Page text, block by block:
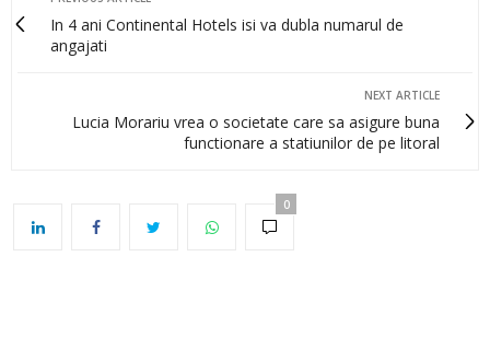
In 4 ani Continental Hotels isi va dubla numarul de
angajati
NEXT ARTICLE
Lucia Morariu vrea o societate care sa asigure buna
functionare a statiunilor de pe litoral
0